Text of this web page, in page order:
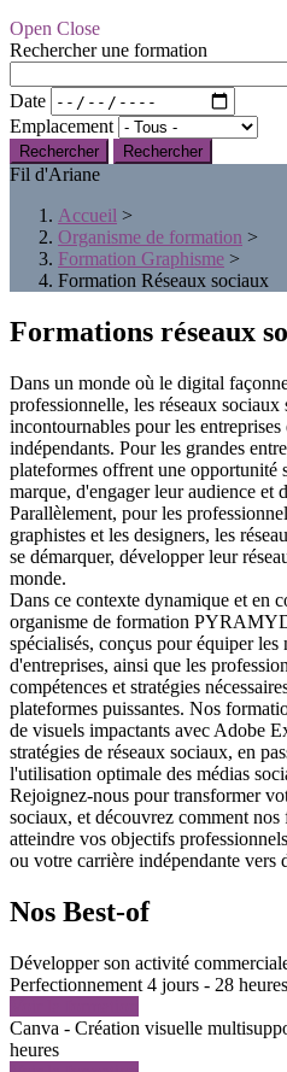
Open Close
Rechercher une formation
Date
Emplacement
Rechercher
Fil d'Ariane
Accueil >
Organisme de formation >
Formation Graphisme >
Formation Réseaux sociaux
Formations réseaux
Dans un monde où le digital
professionnelle, les réseaux sociaux
incontournables pour les entreprises
indépendants. Pour les grandes
plateformes offrent une opportunité
marque, d'engager leur audience et
Parallèlement, pour les
graphistes et les designers, les
se démarquer, développer leur
monde.
Dans ce contexte dynamique et en
organisme de formation
spécialisés, conçus pour équiper les
d'entreprises, ainsi que les
compétences et stratégies
plateformes puissantes. Nos
de visuels impactants avec Adobe
stratégies de réseaux sociaux, en
l'utilisation optimale des médias
Rejoignez-nous pour transformer
sociaux, et découvrez comment
atteindre vos objectifs
ou votre carrière indépendante vers
Nos Best-of
Développer son activité
Perfectionnement 4 jours - 28 heures
Canva - Création visuelle
heures